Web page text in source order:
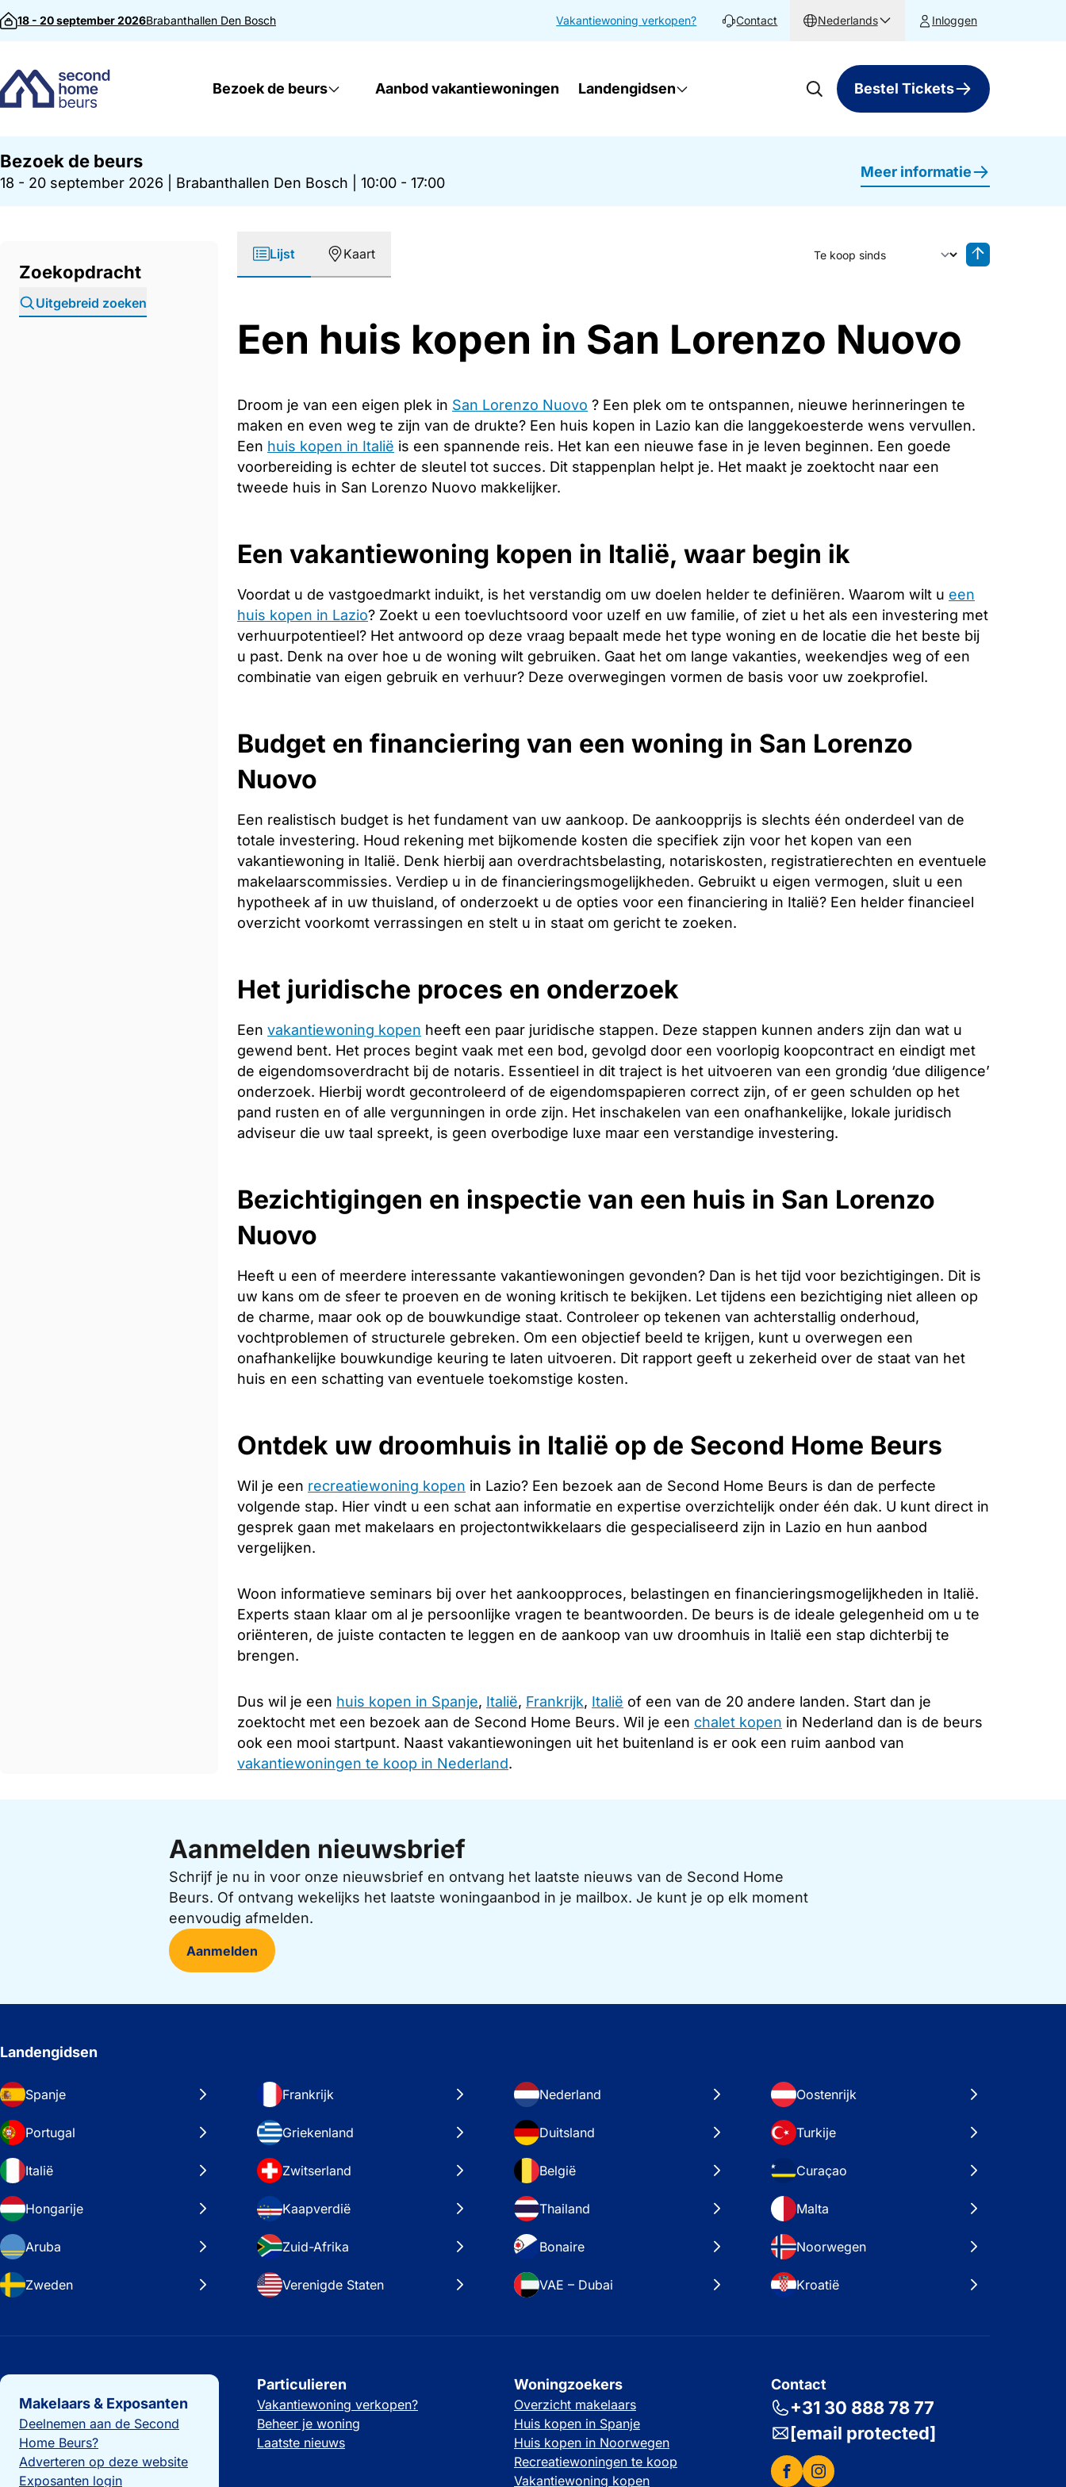
Direct naar inhoud
18 - 20 september 2026Brabanthallen Den Bosch Vakantiewoning verkopen? Contact Nederlands Inloggen
Bezoek de beurs Aanbod vakantiewoningen Landengidsen Bestel Tickets
Bezoek de beurs
18 - 20 september 2026 Brabanthallen Den Bosch 10:00 - 17:00
Meer informatie
Zoekopdracht
Uitgebreid zoeken
Lijst Kaart
Sorteer op
Een huis kopen in San Lorenzo Nuovo
Droom je van een eigen plek in San Lorenzo Nuovo ? Een plek om te ontspannen, nieuwe herinneringen te
maken en even weg te zijn van de drukte? Een huis kopen in Lazio kan die langgekoesterde wens vervullen.
Een huis kopen in Italië is een spannende reis. Het kan een nieuwe fase in je leven beginnen. Een goede
voorbereiding is echter de sleutel tot succes. Dit stappenplan helpt je. Het maakt je zoektocht naar een
tweede huis in San Lorenzo Nuovo makkelijker.
Een vakantiewoning kopen in Italië, waar begin ik
Voordat u de vastgoedmarkt induikt, is het verstandig om uw doelen helder te definiëren. Waarom wilt u een
huis kopen in Lazio? Zoekt u een toevluchtsoord voor uzelf en uw familie, of ziet u het als een investering met
verhuurpotentieel? Het antwoord op deze vraag bepaalt mede het type woning en de locatie die het beste bij
u past. Denk na over hoe u de woning wilt gebruiken. Gaat het om lange vakanties, weekendjes weg of een
combinatie van eigen gebruik en verhuur? Deze overwegingen vormen de basis voor uw zoekprofiel.
Budget en financiering van een woning in San Lorenzo
Nuovo
Een realistisch budget is het fundament van uw aankoop. De aankoopprijs is slechts één onderdeel van de
totale investering. Houd rekening met bijkomende kosten die specifiek zijn voor het kopen van een
vakantiewoning in Italië. Denk hierbij aan overdrachtsbelasting, notariskosten, registratierechten en eventuele
makelaarscommissies. Verdiep u in de financieringsmogelijkheden. Gebruikt u eigen vermogen, sluit u een
hypotheek af in uw thuisland, of onderzoekt u de opties voor een financiering in Italië? Een helder financieel
overzicht voorkomt verrassingen en stelt u in staat om gericht te zoeken.
Het juridische proces en onderzoek
Een vakantiewoning kopen heeft een paar juridische stappen. Deze stappen kunnen anders zijn dan wat u
gewend bent. Het proces begint vaak met een bod, gevolgd door een voorlopig koopcontract en eindigt met
de eigendomsoverdracht bij de notaris. Essentieel in dit traject is het uitvoeren van een grondig ‘due diligence’
onderzoek. Hierbij wordt gecontroleerd of de eigendomspapieren correct zijn, of er geen schulden op het
pand rusten en of alle vergunningen in orde zijn. Het inschakelen van een onafhankelijke, lokale juridisch
adviseur die uw taal spreekt, is geen overbodige luxe maar een verstandige investering.
Bezichtigingen en inspectie van een huis in San Lorenzo
Nuovo
Heeft u een of meerdere interessante vakantiewoningen gevonden? Dan is het tijd voor bezichtigingen. Dit is
uw kans om de sfeer te proeven en de woning kritisch te bekijken. Let tijdens een bezichtiging niet alleen op
de charme, maar ook op de bouwkundige staat. Controleer op tekenen van achterstallig onderhoud,
vochtproblemen of structurele gebreken. Om een objectief beeld te krijgen, kunt u overwegen een
onafhankelijke bouwkundige keuring te laten uitvoeren. Dit rapport geeft u zekerheid over de staat van het
huis en een schatting van eventuele toekomstige kosten.
Ontdek uw droomhuis in Italië op de Second Home Beurs
Wil je een recreatiewoning kopen in Lazio? Een bezoek aan de Second Home Beurs is dan de perfecte
volgende stap. Hier vindt u een schat aan informatie en expertise overzichtelijk onder één dak. U kunt direct in
gesprek gaan met makelaars en projectontwikkelaars die gespecialiseerd zijn in Lazio en hun aanbod
vergelijken.
Woon informatieve seminars bij over het aankoopproces, belastingen en financieringsmogelijkheden in Italië.
Experts staan klaar om al je persoonlijke vragen te beantwoorden. De beurs is de ideale gelegenheid om u te
oriënteren, de juiste contacten te leggen en de aankoop van uw droomhuis in Italië een stap dichterbij te
brengen.
Dus wil je een huis kopen in Spanje, Italië, Frankrijk, Italië of een van de 20 andere landen. Start dan je
zoektocht met een bezoek aan de Second Home Beurs. Wil je een chalet kopen in Nederland dan is de beurs
ook een mooi startpunt. Naast vakantiewoningen uit het buitenland is er ook een ruim aanbod van
vakantiewoningen te koop in Nederland.
Aanmelden nieuwsbrief
Schrijf je nu in voor onze nieuwsbrief en ontvang het laatste nieuws van de Second Home
Beurs. Of ontvang wekelijks het laatste woningaanbod in je mailbox. Je kunt je op elk moment
eenvoudig afmelden.
Aanmelden
Landengidsen
Spanje Frankrijk Nederland Oostenrijk
Portugal Griekenland Duitsland Turkije
Italië Zwitserland België Curaçao
Hongarije Kaapverdië Thailand Malta
Aruba Zuid-Afrika Bonaire Noorwegen
Zweden Verenigde Staten VAE – Dubai Kroatië
Belangrijke links
Makelaars & Exposanten
Deelnemen aan de Second
Home Beurs?
Adverteren op deze website
Exposanten login
Particulieren
Vakantiewoning verkopen?
Beheer je woning
Laatste nieuws
Woningzoekers
Overzicht makelaars
Huis kopen in Spanje
Huis kopen in Noorwegen
Recreatiewoningen te koop
Vakantiewoning kopen
Contact
+31 30 888 78 77
[email protected]